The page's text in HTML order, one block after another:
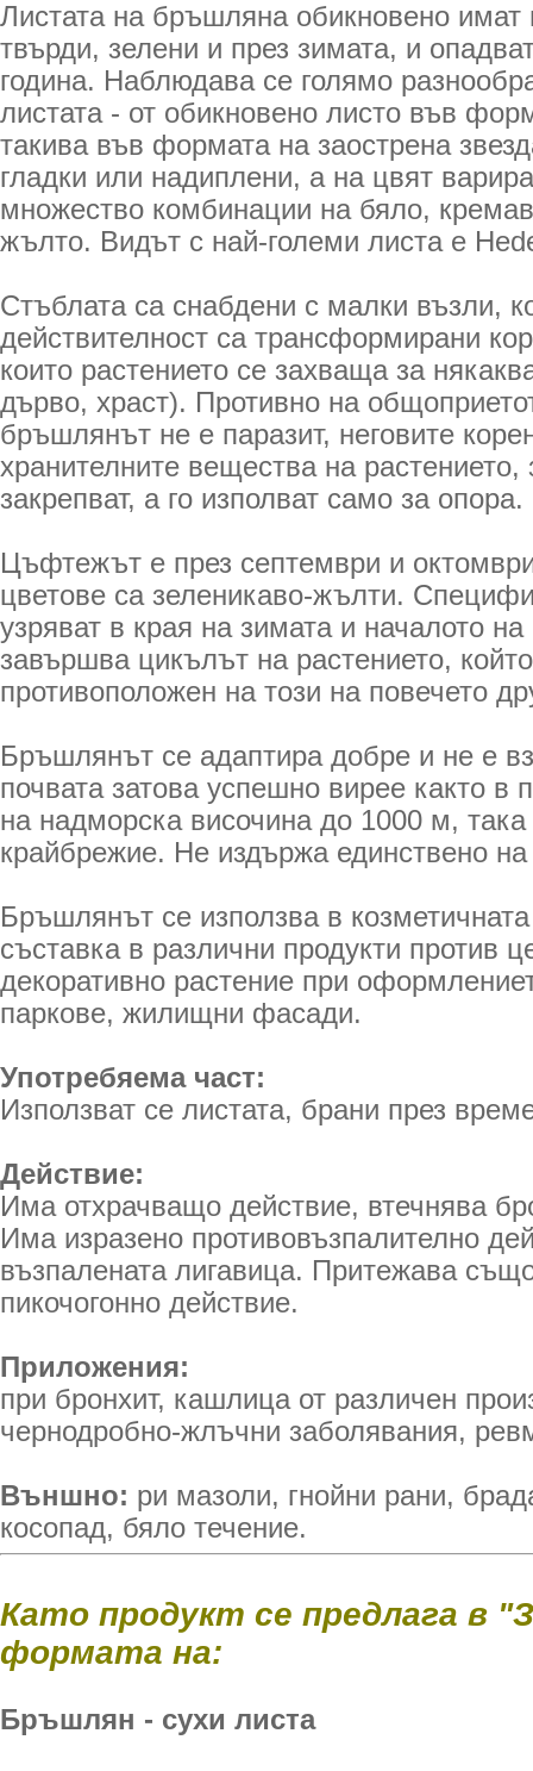
Листата на бръшляна обикновено имат
твърди, зелени и през зимата, и
година. Наблюдава се голямо
листата - от обикновено листо във
такива във формата на заострена
гладки или надиплени, а на цвят
множество комбинации на бяло,
жълто. Видът с най-големи листа е
Стъблата са снабдени с малки възли,
действителност са трансформирани
които растението се захваща за
дърво, храст). Противно на
бръшлянът не е паразит, неговите
хранителните вещества на растението,
закрепват, а го изполват само за опора.
Цъфтежът е през септември и
цветове са зеленикаво-жълти.
узряват в края на зимата и началото на
завършва цикълът на растението,
противоположен на този на повечето
Бръшлянът се адаптира добре и не е
почвата затова успешно вирее както в
на надморска височина до 1000 м, така
крайбрежие. Не издържа единствено на
Бръшлянът се използва в
съставка в различни продукти против
декоративно растение при
паркове, жилищни фасади.
Употребяема част:
Използват се листата, брани през
Действие:
Има отхрачващо действие, втечнява
Има изразено противовъзпалително
възпалената лигавица. Притежава
пикочогонно действие.
Приложения:
при бронхит, кашлица от различен
чернодробно-жлъчни заболявания,
Външно: ри мазоли, гнойни рани,
косопад, бяло течение.
Като продукт се предлага в
формата на:
Бръшлян - сухи листа